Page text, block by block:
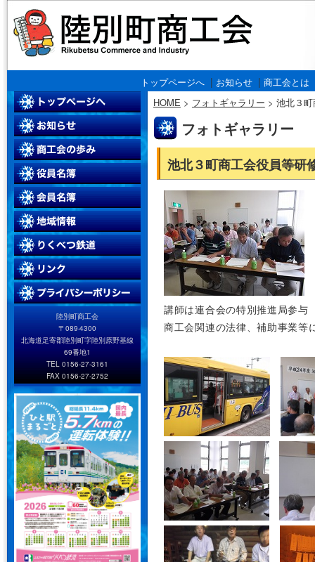
トップページへ| お知らせ| 商工会とは
陸別町商工会
〒089-4300
北海道足寄郡陸別町字陸別原野基線
69番地1
TEL 0156-27-3161
FAX 0156-27-2752
HOME > フォトギャラリー > 池北３
フォトギャラリー
池北３町商工会役員等研
講師は連合会の特別推進局参
商工会関連の法律、補助事業等